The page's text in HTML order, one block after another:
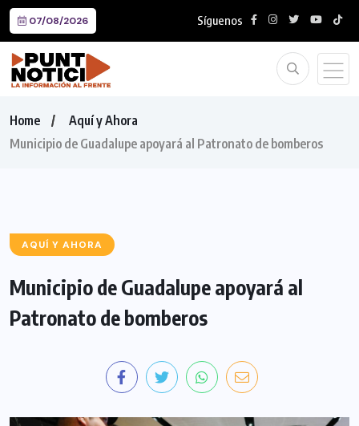
07/08/2026 Síguenos
Home
Aquí y Ahora
Municipio de Guadalupe apoyará al Patronato de bomberos
AQUÍ Y AHORA
Municipio de Guadalupe apoyará al
Patronato de bomberos